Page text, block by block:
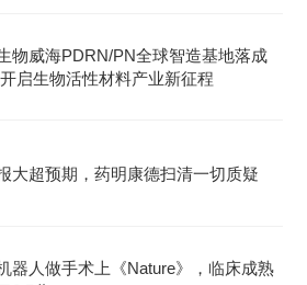
物威海PDRN/PN全球智造基地落成
启生物活性材料产业新征程
大超预期，药明康德扫清一切质疑
器人做手术上《Nature》，临床成熟